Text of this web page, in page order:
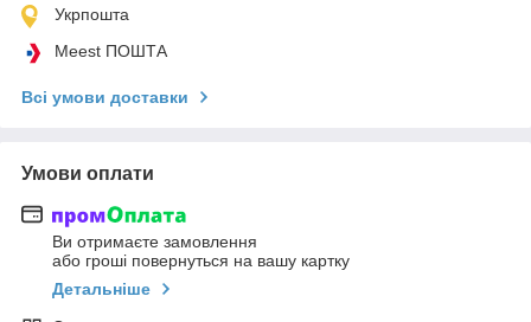
Укрпошта
Meest ПОШТА
Всі умови доставки
Умови оплати
Ви отримаєте замовлення
або гроші повернуться на вашу картку
Детальніше